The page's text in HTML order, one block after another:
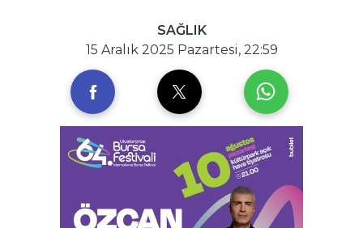
SAĞLIK
15 Aralık 2025 Pazartesi, 22:59